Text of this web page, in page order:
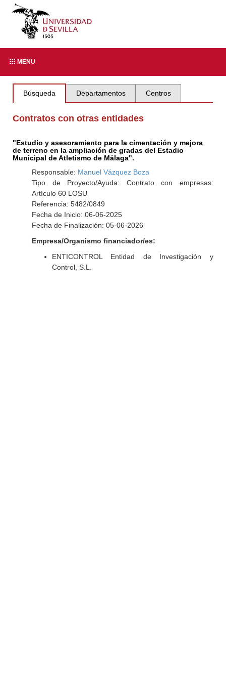
MENU
Búsqueda Departamentos Centros
Contratos con otras entidades
"Estudio y asesoramiento para la cimentación y mejora
de terreno en la ampliación de gradas del Estadio
Municipal de Atletismo de Málaga".
Responsable: Manuel Vázquez Boza
Tipo de Proyecto/Ayuda: Contrato con empresas:
Artículo 60 LOSU
Referencia: 5482/0849
Fecha de Inicio: 06-06-2025
Fecha de Finalización: 05-06-2026
Empresa/Organismo financiador/es:
ENTICONTROL Entidad de Investigación y
Control, S.L.